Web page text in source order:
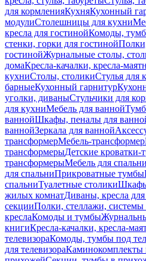
для кормленияКухняКухонный
модулиСтолешницы для кухни
кресла для гостинойКомоды,
стенки, горки для гостиной
гостинойЖурнальные столы,
домаКресла-качалки, кресла-
кухниСтолы, столикиСтулья для
барныеКухонный гарнитур
уголки, диваныСтульчики для
для кухниМебель для ванной
ваннойШкафы, пеналы для
ваннойЗеркала для ванной
трансформерМебель-трансформер
трансформерыДетские кроватки-
трансформерыМебель для спальни
для спальниПрикроватные тумбы
спальниТуалетные столикиШкафы
жилых комнатДиваны, кресла
секцииПолки, стеллажи, системы
креслаКомоды и тумбы
книгиКресла-качалки, кресла-
телевизораКомоды, тумбы под
для телевизораКаминокомплекты